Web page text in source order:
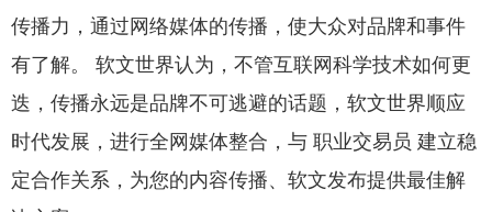
传播力，通过网络媒体的传播，使大众对品牌和事件
有了解。 软文世界认为，不管互联网科学技术如何更
迭，传播永远是品牌不可逃避的话题，软文世界顺应
时代发展，进行全网媒体整合，与 职业交易员 建立稳
定合作关系，为您的内容传播、软文发布提供最佳解